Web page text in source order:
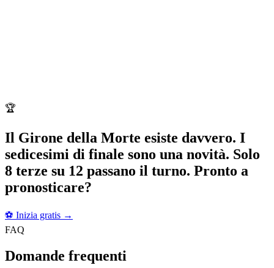
🏆
Il Girone della Morte esiste davvero. I
sedicesimi di finale sono una novità. Solo
8 terze su 12 passano il turno. Pronto a
pronosticare?
⚽ Inizia gratis →
FAQ
Domande frequenti